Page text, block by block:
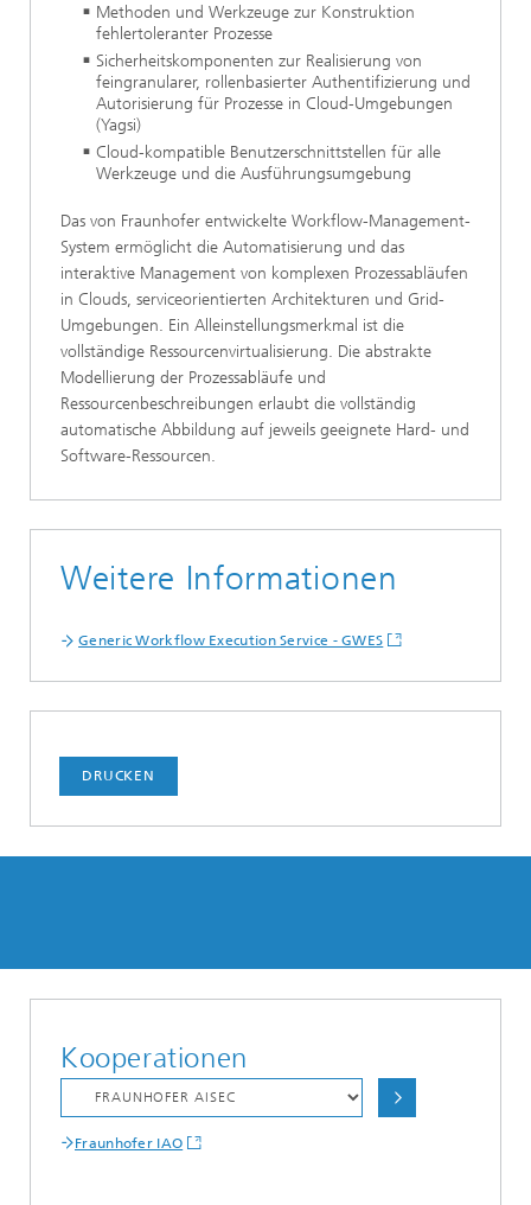
Methoden und Werkzeuge zur Konstruktion
fehlertoleranter Prozesse
Sicherheitskomponenten zur Realisierung von
feingranularer, rollenbasierter Authentifizierung und
Autorisierung für Prozesse in Cloud-Umgebungen
(Yagsi)
Cloud-kompatible Benutzerschnittstellen für alle
Werkzeuge und die Ausführungsumgebung
Das von Fraunhofer entwickelte Workflow-Management-
System ermöglicht die Automatisierung und das
interaktive Management von komplexen Prozessabläufen
in Clouds, serviceorientierten Architekturen und Grid-
Umgebungen. Ein Alleinstellungsmerkmal ist die
vollständige Ressourcenvirtualisierung. Die abstrakte
Modellierung der Prozessabläufe und
Ressourcenbeschreibungen erlaubt die vollständig
automatische Abbildung auf jeweils geeignete Hard- und
Software-Ressourcen.
Weitere Informationen
Generic Workflow Execution Service - GWES
DRUCKEN
Kooperationen
Fraunhofer IAO